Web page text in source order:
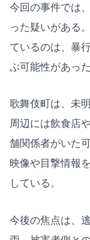
今回の事件では
った疑いがある
ているのは、暴
ぶ可能性があっ
歌舞伎町は、未
周辺には飲食店
舗関係者がいた
映像や目撃情報
している。
今後の焦点は、